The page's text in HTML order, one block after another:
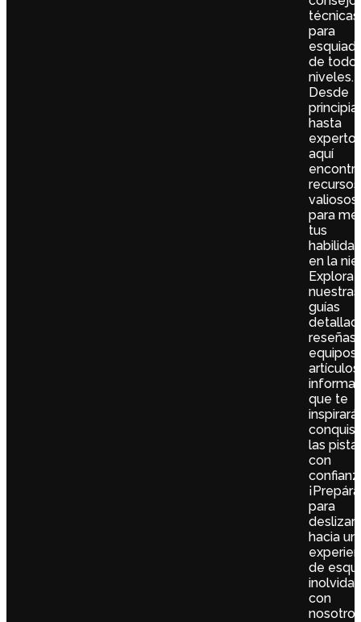
técnicas
para
de
niveles.
Desde
hasta
aquí
recursos
valiosos
para
tus
en la
Explora
nuestras
guías
reseñas
artículos
que te
las
con
para
hacia
de esquí
con